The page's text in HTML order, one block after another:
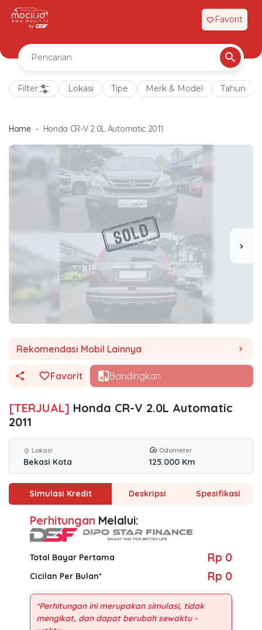
favorite Favorit
Filter Lokasi Tipe Merk & Model Tahun
Home Honda CR-V 2.0L Automatic 2011
chevron_right
Rekomendasi Mobil Lainnya chevron_right
Favorit Bandingkan
[TERJUAL] Honda CR-V 2.0L Automatic
2011
location_on Lokasi
Bekasi Kota
Odometer
125.000 Km
Simulasi Kredit Deskripsi Spesifikasi
Perhitungan Melalui:
Total Bayar Pertama Rp 0
Cicilan Per Bulan* Rp 0
*Perhitungan ini merupakan simulasi, tidak
mengikat, dan dapat berubah sewaktu -